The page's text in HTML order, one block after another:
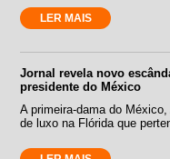
LER MAIS
Jornal revela novo
presidente do México
A primeira-dama do
de luxo na Flórida que